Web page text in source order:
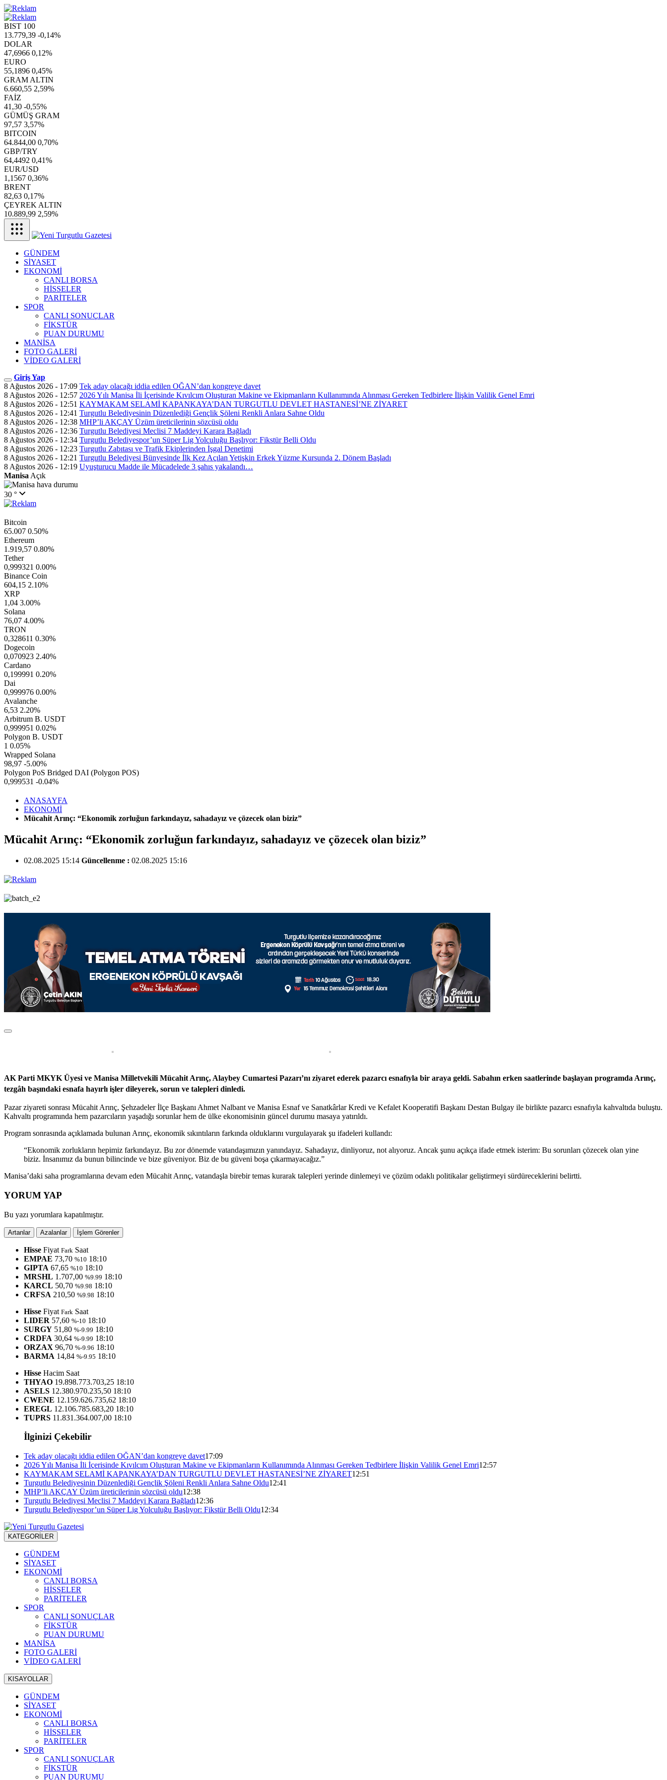
BIST 100
13.779,39 -0,14%
DOLAR
47,6966 0,12%
EURO
55,1896 0,45%
GRAM ALTIN
6.660,55 2,59%
FAİZ
41,30 -0,55%
GÜMÜŞ GRAM
97,57 3,57%
BITCOIN
64.844,00 0,70%
GBP/TRY
64,4492 0,41%
EUR/USD
1,1567 0,36%
BRENT
82,63 0,17%
ÇEYREK ALTIN
10.889,99 2,59%
GÜNDEM
SİYASET
EKONOMİ
CANLI BORSA
HİSSELER
PARİTELER
SPOR
CANLI SONUÇLAR
FİKSTÜR
PUAN DURUMU
MANİSA
FOTO GALERİ
VİDEO GALERİ
Giriş Yap
8 Ağustos 2026 - 17:09 Tek aday olacağı iddia edilen OĞAN’dan kongreye davet
8 Ağustos 2026 - 12:57 2026 Yılı Manisa İli İçerisinde Kıvılcım Oluşturan Makine ve Ekipmanların Kullanımında Alınması Gereken Tedbirlere İlişkin Valilik Genel Emri
8 Ağustos 2026 - 12:51 KAYMAKAM SELAMİ KAPANKAYA’DAN TURGUTLU DEVLET HASTANESİ’NE ZİYARET
8 Ağustos 2026 - 12:41 Turgutlu Belediyesinin Düzenlediği Gençlik Şöleni Renkli Anlara Sahne Oldu
8 Ağustos 2026 - 12:38 MHP’li AKÇAY Üzüm üreticilerinin sözcüsü oldu
8 Ağustos 2026 - 12:36 Turgutlu Belediyesi Meclisi 7 Maddeyi Karara Bağladı
8 Ağustos 2026 - 12:34 Turgutlu Belediyespor’un Süper Lig Yolculuğu Başlıyor: Fikstür Belli Oldu
8 Ağustos 2026 - 12:23 Turgutlu Zabıtası ve Trafik Ekiplerinden İşgal Denetimi
8 Ağustos 2026 - 12:21 Turgutlu Belediyesi Bünyesinde İlk Kez Açılan Yetişkin Erkek Yüzme Kursunda 2. Dönem Başladı
8 Ağustos 2026 - 12:19 Uyuşturucu Madde ile Mücadelede 3 şahıs yakalandı…
Manisa Açık
30 °
Bitcoin
65.007 0.50%
Ethereum
1.919,57 0.80%
Tether
0,999321 0.00%
Binance Coin
604,15 2.10%
XRP
1,04 3.00%
Solana
76,07 4.00%
TRON
0,328611 0.30%
Dogecoin
0,070923 2.40%
Cardano
0,199991 0.20%
Dai
0,999976 0.00%
Avalanche
6,53 2.20%
Arbitrum B. USDT
0,999951 0.02%
Polygon B. USDT
1 0.05%
Wrapped Solana
98,97 -5.00%
Polygon PoS Bridged DAI (Polygon POS)
0,999531 -0.04%
ANASAYFA
EKONOMİ
Mücahit Arınç: “Ekonomik zorluğun farkındayız, sahadayız ve çözecek olan biziz”
Mücahit Arınç: “Ekonomik zorluğun farkındayız, sahadayız ve çözecek olan biziz”
02.08.2025 15:14 Güncellenme : 02.08.2025 15:16
AK Parti MKYK Üyesi ve Manisa Milletvekili Mücahit Arınç, Alaybey Cumartesi Pazarı’nı ziyaret ederek pazarcı esnafıyla bir araya geldi. Sabahın erken saatlerinde başlayan programda Arınç,
tezgâh başındaki esnafa hayırlı işler dileyerek, sorun ve talepleri dinledi.
Pazar ziyareti sonrası Mücahit Arınç, Şehzadeler İlçe Başkanı Ahmet Nalbant ve Manisa Esnaf ve Sanatkârlar Kredi ve Kefalet Kooperatifi Başkanı Destan Bulgay ile birlikte pazarcı esnafıyla kahvaltıda buluştu.
Kahvaltı programında hem pazarcıların yaşadığı sorunlar hem de ülke ekonomisinin güncel durumu masaya yatırıldı.
Program sonrasında açıklamada bulunan Arınç, ekonomik sıkıntıların farkında olduklarını vurgulayarak şu ifadeleri kullandı:
“Ekonomik zorlukların hepimiz farkındayız. Bu zor dönemde vatandaşımızın yanındayız. Sahadayız, dinliyoruz, not alıyoruz. Ancak şunu açıkça ifade etmek isterim: Bu sorunları çözecek olan yine
biziz. İnsanımız da bunun bilincinde ve bize güveniyor. Biz de bu güveni boşa çıkarmayacağız.”
Manisa’daki saha programlarına devam eden Mücahit Arınç, vatandaşla birebir temas kurarak talepleri yerinde dinlemeyi ve çözüm odaklı politikalar geliştirmeyi sürdüreceklerini belirtti.
YORUM YAP
Bu yazı yorumlara kapatılmıştır.
Artanlar Azalanlar İşlem Görenler
Hisse Fiyat Fark Saat
EMPAE 73,70 %10 18:10
GIPTA 67,65 %10 18:10
MRSHL 1.707,00 %9.99 18:10
KARCL 50,70 %9.98 18:10
CRFSA 210,50 %9.98 18:10
Hisse Fiyat Fark Saat
LIDER 57,60 %-10 18:10
SURGY 51,80 %-9.99 18:10
CRDFA 30,64 %-9.99 18:10
ORZAX 96,70 %-9.96 18:10
BARMA 14,84 %-9.95 18:10
Hisse Hacim Saat
THYAO 19.898.773.703,25 18:10
ASELS 12.380.970.235,50 18:10
CWENE 12.159.626.735,62 18:10
EREGL 12.106.785.683,20 18:10
TUPRS 11.831.364.007,00 18:10
İlginizi Çekebilir
Tek aday olacağı iddia edilen OĞAN’dan kongreye davet17:09
2026 Yılı Manisa İli İçerisinde Kıvılcım Oluşturan Makine ve Ekipmanların Kullanımında Alınması Gereken Tedbirlere İlişkin Valilik Genel Emri12:57
KAYMAKAM SELAMİ KAPANKAYA’DAN TURGUTLU DEVLET HASTANESİ’NE ZİYARET12:51
Turgutlu Belediyesinin Düzenlediği Gençlik Şöleni Renkli Anlara Sahne Oldu12:41
MHP’li AKÇAY Üzüm üreticilerinin sözcüsü oldu12:38
Turgutlu Belediyesi Meclisi 7 Maddeyi Karara Bağladı12:36
Turgutlu Belediyespor’un Süper Lig Yolculuğu Başlıyor: Fikstür Belli Oldu12:34
KATEGORİLER
GÜNDEM
SİYASET
EKONOMİ
CANLI BORSA
HİSSELER
PARİTELER
SPOR
CANLI SONUÇLAR
FİKSTÜR
PUAN DURUMU
MANİSA
FOTO GALERİ
VİDEO GALERİ
KISAYOLLAR
GÜNDEM
SİYASET
EKONOMİ
CANLI BORSA
HİSSELER
PARİTELER
SPOR
CANLI SONUÇLAR
FİKSTÜR
PUAN DURUMU